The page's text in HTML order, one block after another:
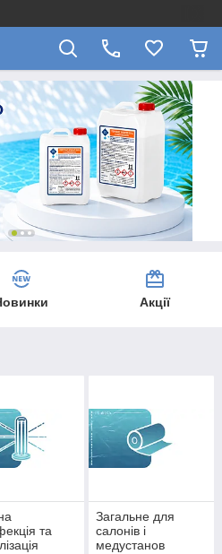
Акції
та
Загальне для
салонів і
медустанов